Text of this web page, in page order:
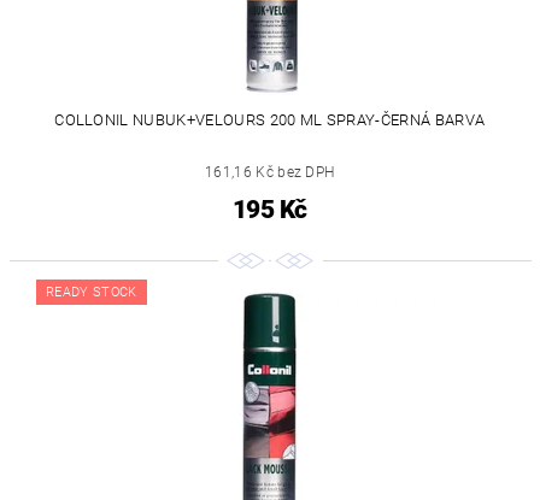
COLLONIL NUBUK+VELOURS 200 ML SPRAY-ČERNÁ BARVA
161,16 Kč bez DPH
195 Kč
READY STOCK